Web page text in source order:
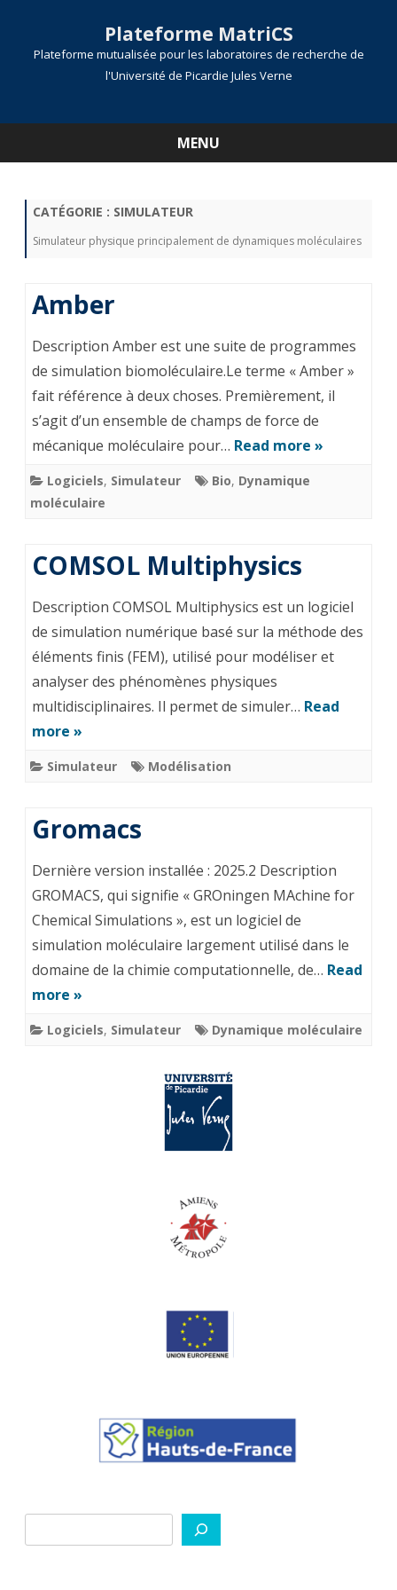
Plateforme MatriCS
Plateforme mutualisée pour les laboratoires de recherche de
l'Université de Picardie Jules Verne
MENU
CATÉGORIE : SIMULATEUR
Simulateur physique principalement de dynamiques moléculaires
Amber
Description Amber est une suite de programmes
de simulation biomoléculaire.Le terme « Amber »
fait référence à deux choses. Premièrement, il
s’agit d’un ensemble de champs de force de
mécanique moléculaire pour… Read more »
Logiciels, Simulateur Bio, Dynamique
moléculaire
COMSOL Multiphysics
Description COMSOL Multiphysics est un logiciel
de simulation numérique basé sur la méthode des
éléments finis (FEM), utilisé pour modéliser et
analyser des phénomènes physiques
multidisciplinaires. Il permet de simuler… Read
more »
Simulateur Modélisation
Gromacs
Dernière version installée : 2025.2 Description
GROMACS, qui signifie « GROningen MAchine for
Chemical Simulations », est un logiciel de
simulation moléculaire largement utilisé dans le
domaine de la chimie computationnelle, de… Read
more »
Logiciels, Simulateur Dynamique moléculaire